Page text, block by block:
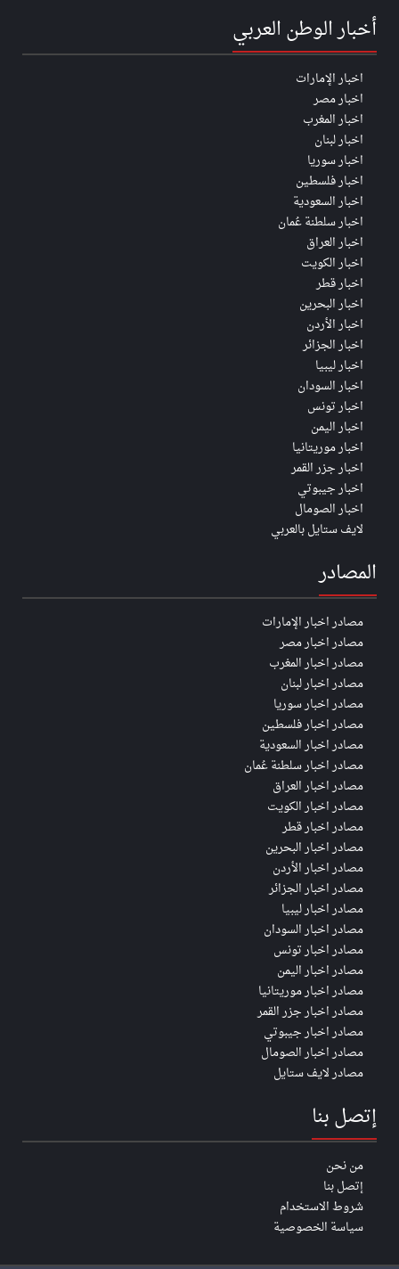
أخبار الوطن العربي
اخبار الإمارات
اخبار مصر
اخبار المغرب
اخبار لبنان
اخبار سوريا
اخبار فلسطين
اخبار السعودية
اخبار سلطنة عُمان
اخبار العراق
اخبار الكويت
اخبار قطر
اخبار البحرين
اخبار الأردن
اخبار الجزائر
اخبار ليبيا
اخبار السودان
اخبار تونس
اخبار اليمن
اخبار موريتانيا
اخبار جزر القمر
اخبار جيبوتي
اخبار الصومال
لايف ستايل بالعربي
المصادر
مصادر اخبار الإمارات
مصادر اخبار مصر
مصادر اخبار المغرب
مصادر اخبار لبنان
مصادر اخبار سوريا
مصادر اخبار فلسطين
مصادر اخبار السعودية
مصادر اخبار سلطنة عُمان
مصادر اخبار العراق
مصادر اخبار الكويت
مصادر اخبار قطر
مصادر اخبار البحرين
مصادر اخبار الأردن
مصادر اخبار الجزائر
مصادر اخبار ليبيا
مصادر اخبار السودان
مصادر اخبار تونس
مصادر اخبار اليمن
مصادر اخبار موريتانيا
مصادر اخبار جزر القمر
مصادر اخبار جيبوتي
مصادر اخبار الصومال
مصادر لايف ستايل
إتصل بنا
من نحن
إتصل بنا
شروط الاستخدام
سياسة الخصوصية